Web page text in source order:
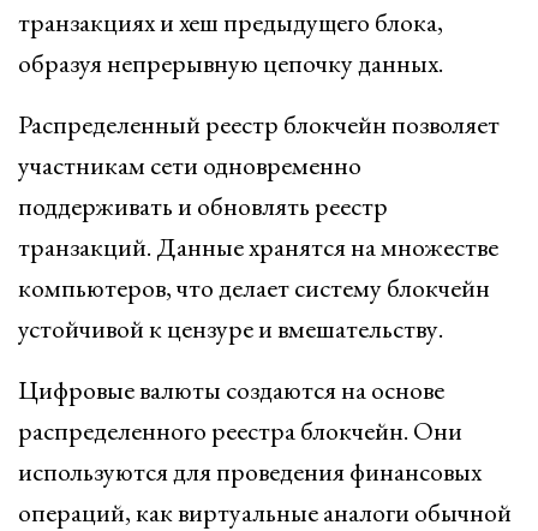
транзакциях и хеш предыдущего блока,
образуя непрерывную цепочку данных.
Распределенный реестр блокчейн позволяет
участникам сети одновременно
поддерживать и обновлять реестр
транзакций. Данные хранятся на множестве
компьютеров, что делает систему блокчейн
устойчивой к цензуре и вмешательству.
Цифровые валюты создаются на основе
распределенного реестра блокчейн. Они
используются для проведения финансовых
операций, как виртуальные аналоги обычной